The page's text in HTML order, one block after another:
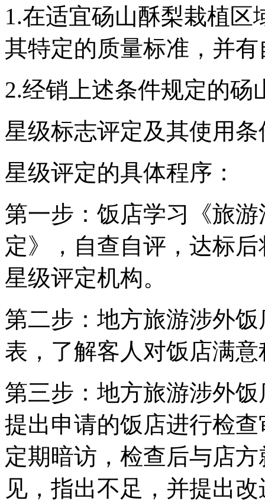
1.在适宜砀山酥梨栽植
其特定的质量标准，并
2.经销上述条件规定的
星级标志评定及其使用条
星级评定的具体程序：
第一步：饭店学习《旅
定》，自查自评，达标
星级评定机构。
第二步：地方旅游涉外
表，了解客人对饭店满意
第三步：地方旅游涉外
提出申请的饭店进行检
定期暗访，检查后与店
见，指出不足，并提出